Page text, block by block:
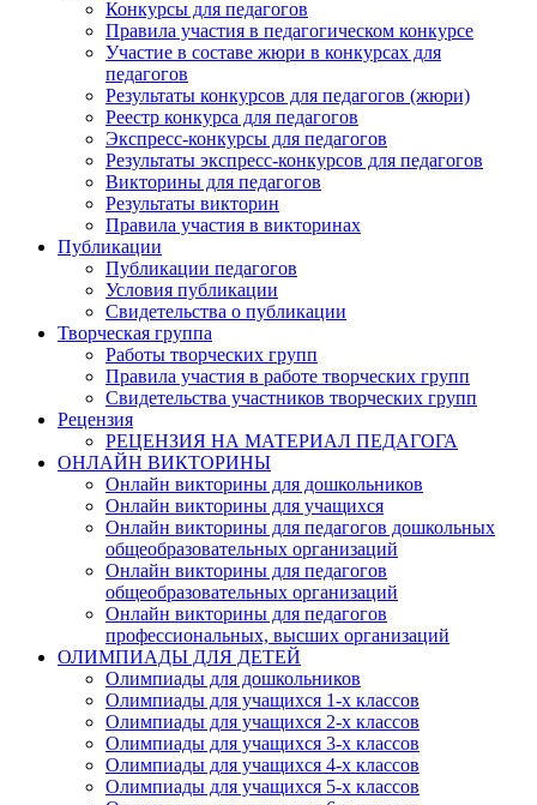
Конкурсы для педагогов
Правила участия в педагогическом конкурсе
Участие в составе жюри в конкурсах для
педагогов
Результаты конкурсов для педагогов (жюри)
Реестр конкурса для педагогов
Экспресс-конкурсы для педагогов
Результаты экспресс-конкурсов для педагогов
Викторины для педагогов
Результаты викторин
Правила участия в викторинах
Публикации
Публикации педагогов
Условия публикации
Свидетельства о публикации
Творческая группа
Работы творческих групп
Правила участия в работе творческих групп
Свидетельства участников творческих групп
Рецензия
РЕЦЕНЗИЯ НА МАТЕРИАЛ ПЕДАГОГА
ОНЛАЙН ВИКТОРИНЫ
Онлайн викторины для дошкольников
Онлайн викторины для учащихся
Онлайн викторины для педагогов дошкольных
общеобразовательных организаций
Онлайн викторины для педагогов
общеобразовательных организаций
Онлайн викторины для педагогов
профессиональных, высших организаций
ОЛИМПИАДЫ ДЛЯ ДЕТЕЙ
Олимпиады для дошкольников
Олимпиады для учащихся 1-х классов
Олимпиады для учащихся 2-х классов
Олимпиады для учащихся 3-х классов
Олимпиады для учащихся 4-х классов
Олимпиады для учащихся 5-х классов